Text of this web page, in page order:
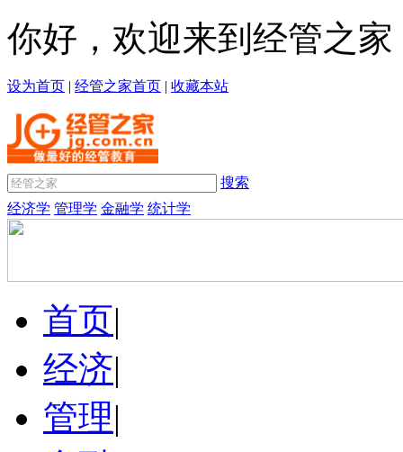
你好，欢迎来到经管之家
设为首页 | 经管之家首页 | 收藏本站
搜索
经济学 管理学 金融学 统计学
首页|
经济|
管理|